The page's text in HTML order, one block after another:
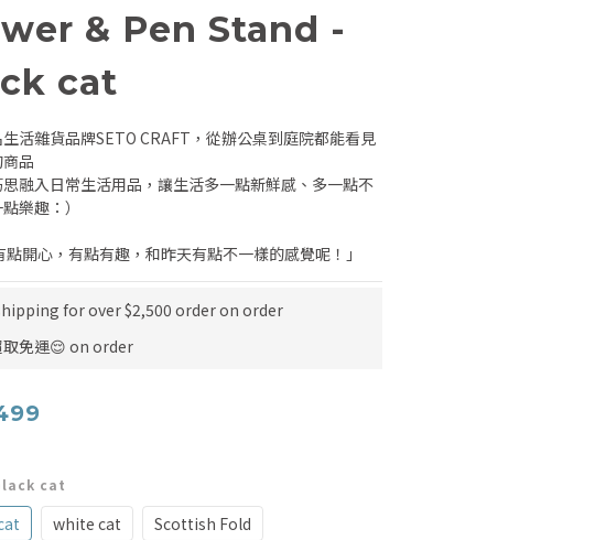
& Pen Stand -
cat
活雜貨品牌SETO CRAFT，從辦公桌到庭院都能看見
品
融入日常生活用品，讓生活多一點新鮮感、多一點不
樂趣：）
點開心，有點有趣，和昨天有點不一樣的感覺呢！」
for over $2,500 order on order
取免運😌 on order
cat
white cat
Scottish Fold